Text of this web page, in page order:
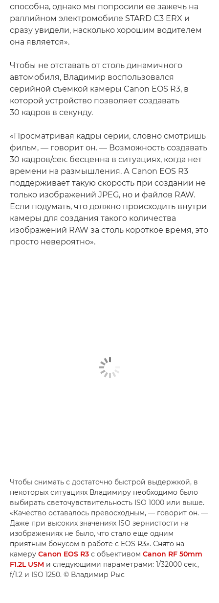
способна, однако мы попросили ее зажечь на
раллийном электромобиле STARD C3 ERX и
сразу увидели, насколько хорошим водителем
она является».
Чтобы не отставать от столь динамичного
автомобиля, Владимир воспользовался
серийной съемкой камеры Canon EOS R3, в
которой устройство позволяет создавать
30 кадров в секунду.
«Просматривая кадры серии, словно смотришь
фильм, — говорит он. — Возможность создавать
30 кадров/сек. бесценна в ситуациях, когда нет
времени на размышления. А Canon EOS R3
поддерживает такую скорость при создании не
только изображений JPEG, но и файлов RAW.
Если подумать, что должно происходить внутри
камеры для создания такого количества
изображений RAW за столь короткое время, это
просто невероятно».
Чтобы снимать с достаточно быстрой выдержкой, в
некоторых ситуациях Владимиру необходимо было
выбирать светочувствительность ISO 1000 или выше.
«Качество оставалось превосходным, — говорит он. —
Даже при высоких значениях ISO зернистости на
изображениях не было, что стало еще одним
приятным бонусом в работе с EOS R3». Снято на
камеру Canon EOS R3 с объективом Canon RF 50mm
F1.2L USM и следующими параметрами: 1/32000 сек.,
f/1.2 и ISO 1250. © Владимир Рыс